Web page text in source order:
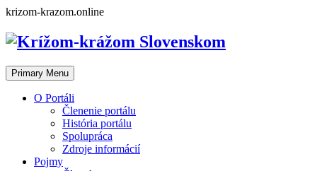
Skip
content
krizom-krazom.online
Primary Menu
O Portáli
Členenie portálu
História portálu
Spolupráca
Zdroje informácií
Pojmy